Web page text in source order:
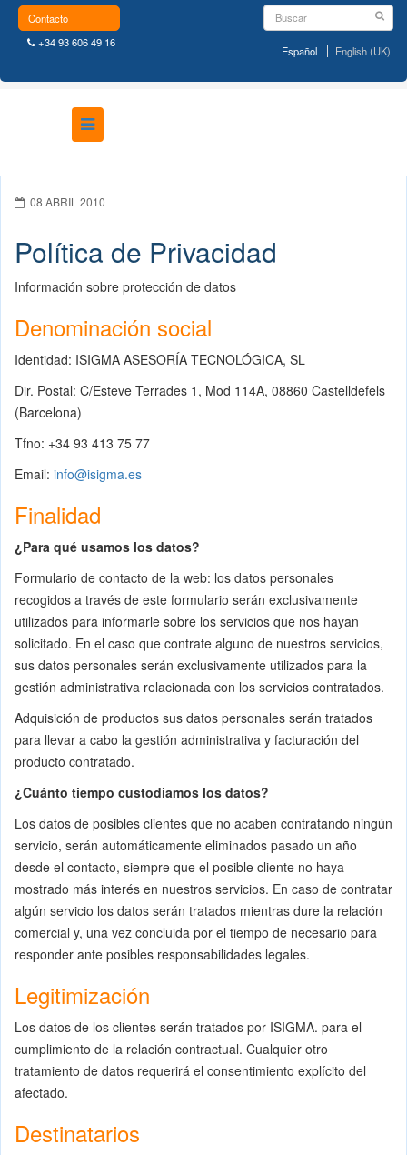
Español English (UK)
Contacto
+34 93 606 49 16
08 ABRIL 2010
Política de Privacidad
Información sobre protección de datos
Denominación social
Identidad: ISIGMA ASESORÍA TECNOLÓGICA, SL
Dir. Postal: C/Esteve Terrades 1, Mod 114A, 08860 Castelldefels
(Barcelona)
Tfno: +34 93 413 75 77
Email: info@isigma.es
Finalidad
¿Para qué usamos los datos?
Formulario de contacto de la web: los datos personales
recogidos a través de este formulario serán exclusivamente
utilizados para informarle sobre los servicios que nos hayan
solicitado. En el caso que contrate alguno de nuestros servicios,
sus datos personales serán exclusivamente utilizados para la
gestión administrativa relacionada con los servicios contratados.
Adquisición de productos sus datos personales serán tratados
para llevar a cabo la gestión administrativa y facturación del
producto contratado.
¿Cuánto tiempo custodiamos los datos?
Los datos de posibles clientes que no acaben contratando ningún
servicio, serán automáticamente eliminados pasado un año
desde el contacto, siempre que el posible cliente no haya
mostrado más interés en nuestros servicios. En caso de contratar
algún servicio los datos serán tratados mientras dure la relación
comercial y, una vez concluida por el tiempo de necesario para
responder ante posibles responsabilidades legales.
Legitimización
Los datos de los clientes serán tratados por ISIGMA. para el
cumplimiento de la relación contractual. Cualquier otro
tratamiento de datos requerirá el consentimiento explícito del
afectado.
Destinatarios